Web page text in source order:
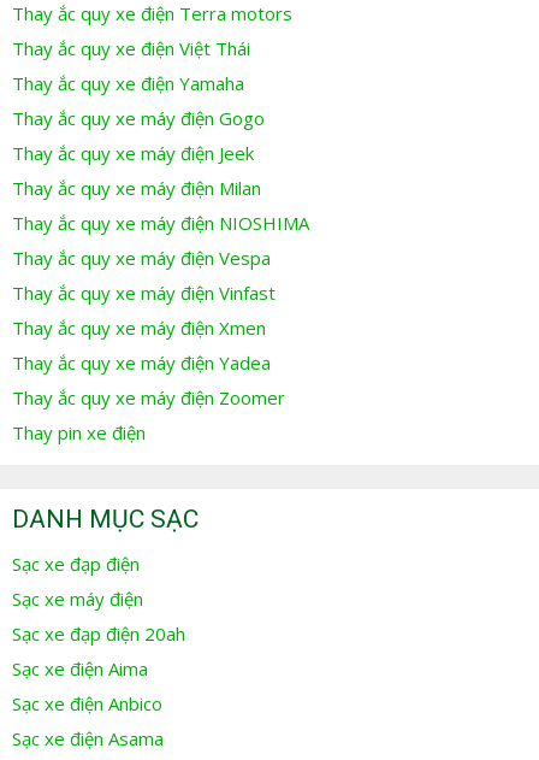
Thay ắc quy xe điện Terra motors
Thay ắc quy xe điện Việt Thái
Thay ắc quy xe điện Yamaha
Thay ắc quy xe máy điện Gogo
Thay ắc quy xe máy điện Jeek
Thay ắc quy xe máy điện Milan
Thay ắc quy xe máy điện NIOSHIMA
Thay ắc quy xe máy điện Vespa
Thay ắc quy xe máy điện Vinfast
Thay ắc quy xe máy điện Xmen
Thay ắc quy xe máy điện Yadea
Thay ắc quy xe máy điện Zoomer
Thay pin xe điện
DANH MỤC SẠC
Sạc xe đạp điện
Sạc xe máy điện
Sạc xe đạp điện 20ah
Sạc xe điện Aima
Sạc xe điện Anbico
Sạc xe điện Asama